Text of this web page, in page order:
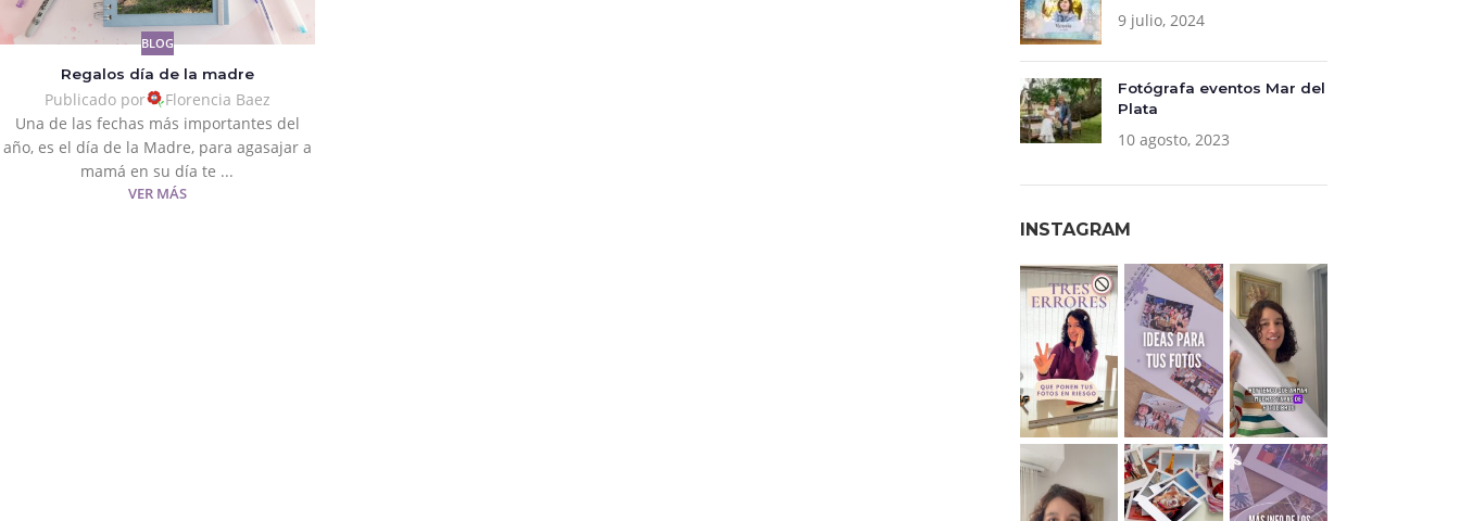
BLOG
Regalos día de la madre
Publicado por
Florencia Baez
Una de las fechas más importantes del
año, es el día de la Madre, para agasajar a
mamá en su día te ...
VER MÁS
9 julio, 2024
Fotógrafa eventos Mar del
Plata
10 agosto, 2023
INSTAGRAM